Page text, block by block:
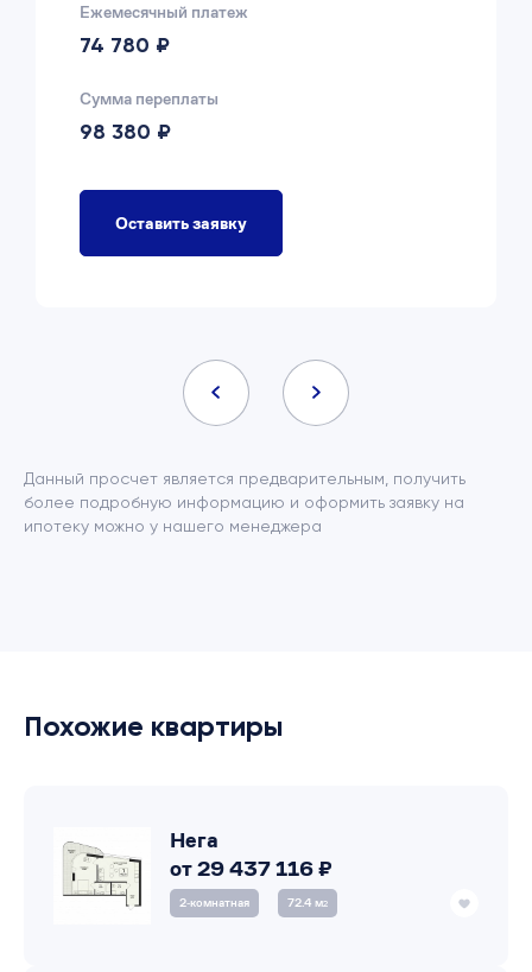
Ежемесячный платеж
74 780 ₽
Сумма переплаты
98 380 ₽
Оставить заявку
Данный просчет является предварительным, получить
более подробную информацию и оформить заявку на
ипотеку можно у нашего менеджера
Похожие квартиры
Нега
от 29 437 116 ₽
2‑комнатная 72.4 м2